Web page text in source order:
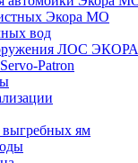
Экора МО
вод
ЛОС ЭКОРА
Patron
выгребных ям